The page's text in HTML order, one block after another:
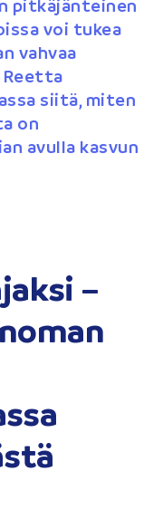
pitkäjänteinen
voi tukea
vahvaa
Reetta
siitä, miten
on
avulla kasvun
–